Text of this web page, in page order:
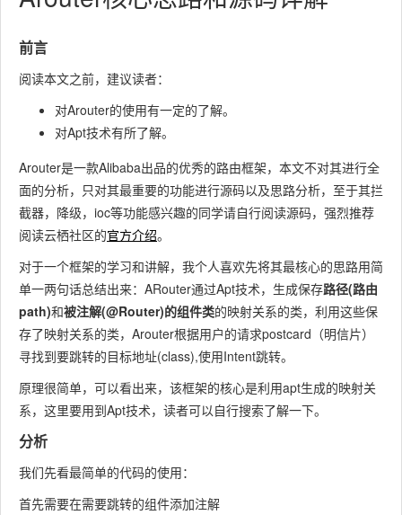
前言
阅读本文之前，建议读者：
对Arouter的使用有一定的了解。
对Apt技术有所了解。
Arouter是一款Alibaba出品的优秀的路由框架，本文不对其进行全
面的分析，只对其最重要的功能进行源码以及思路分析，至于其拦
截器，降级，ioc等功能感兴趣的同学请自行阅读源码，强烈推荐
阅读云栖社区的官方介绍。
对于一个框架的学习和讲解，我个人喜欢先将其最核心的思路用简
单一两句话总结出来：ARouter通过Apt技术，生成保存路径(路由
path)和被注解(@Router)的组件类的映射关系的类，利用这些保
存了映射关系的类，Arouter根据用户的请求postcard（明信片）
寻找到要跳转的目标地址(class),使用Intent跳转。
原理很简单，可以看出来，该框架的核心是利用apt生成的映射关
系，这里要用到Apt技术，读者可以自行搜索了解一下。
分析
我们先看最简单的代码的使用：
首先需要在需要跳转的组件添加注解